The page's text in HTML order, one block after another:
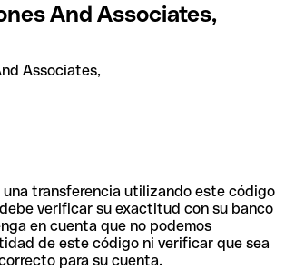
And Associates,
Associates,
transferencia utilizando este código
verificar su exactitud con su banco
en cuenta que no podemos
de este código ni verificar que sea
para su cuenta.